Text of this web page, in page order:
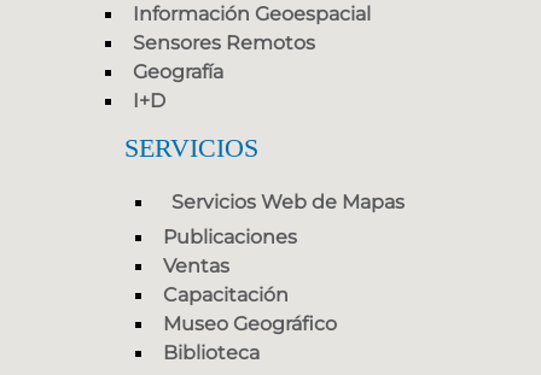
Información Geoespacial
Sensores Remotos
Geografía
I+D
SERVICIOS
Servicios Web de Mapas
Publicaciones
Ventas
Capacitación
Museo Geográfico
Biblioteca